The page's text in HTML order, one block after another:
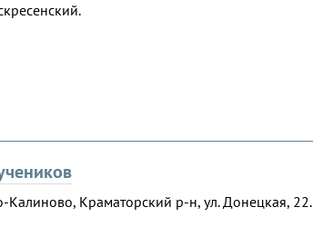
Калиново, Краматорский р-н, ул. Донецкая, 22.